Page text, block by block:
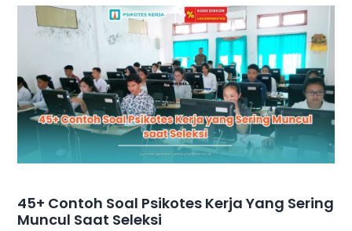
45+ Contoh Soal Psikotes Kerja Yang Sering
Muncul Saat Seleksi